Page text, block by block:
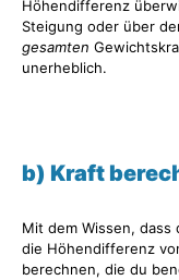
Höhendifferenz
Steigung oder über
gesamten
unerheblich.
b) Kraft
Mit dem Wissen,
die Höhendifferenz
berechnen, die du